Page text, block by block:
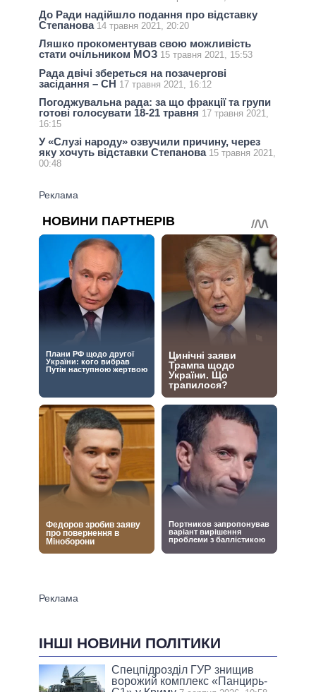
До Ради надійшло подання про відставку
Степанова 14 травня 2021, 20:20
Ляшко прокоментував свою можливість
стати очільником МОЗ 15 травня 2021, 15:53
Рада двічі збереться на позачергові
засідання – СН 17 травня 2021, 16:12
Погоджувальна рада: за що фракції та групи
готові голосувати 18-21 травня 17 травня 2021,
16:15
У «Слузі народу» озвучили причину, через
яку хочуть відставки Степанова 15 травня 2021,
00:48
ІНШІ НОВИНИ ПОЛІТИКИ
Спецпідрозділ ГУР знищив
ворожий комплекс «Панцирь-